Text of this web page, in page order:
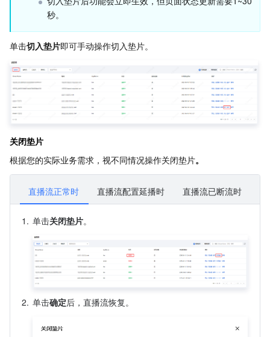
私有连接
弹性公网 IP
全球应用加速
数据湖计算
腾讯云数据仓库 TCHouse-C
腾讯云数据仓库 TCHouse-D
腾讯云数据仓库 TCHouse-P
数据开发治理平台 WeData
腾讯云 BI
多模态智能数据湖 TCLake
语音识别
机器翻译
文字识别
人脸融合
人脸核身
腾讯云大模型训推平台TI-ONE
智能音乐平台
腾讯大模型
腾讯云智能体开发平台
知识引擎原子能力
大模型图像创作引擎
大模型视频创作引擎
腾讯混元生3D
腾讯混元大模型
大模型服务平台 TokenHub
物联网
物联网通信
消息队列
消息队列 CKafka 版
消息队列 RocketMQ 版
消息队列 RabbitMQ 版
消息队列 Pulsar 版
消息队列 MQTT 版
消息队列 CMQ 版
消息队列 CMQ
通信服务
短信
移动推送
邮件推送
实时互动
即时通信 IM
实时音视频
实时互动-教育版
实时互动-工业能源版
游戏多媒体引擎
云联络中心
视频服务
媒体直播
媒体包装
媒体传输
云直播
云点播
媒体点播
直播录制
媒体处理
媒体处理
应用云渲染
云桌面
视频终端SDK
直播 SDK
短视频 SDK
教育服务
互动白板
医疗服务
秒。
单击切入垫片即可手动操作切入垫片。
关闭垫片
根据您的实际业务需求，视不同情况操作关闭垫片。
直播流正常时 直播流配置延播时 直播流已断流时
1. 单击关闭垫片。
2. 单击确定后，直播流恢复。